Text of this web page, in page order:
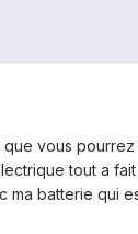
vous
tout a
batterie qui